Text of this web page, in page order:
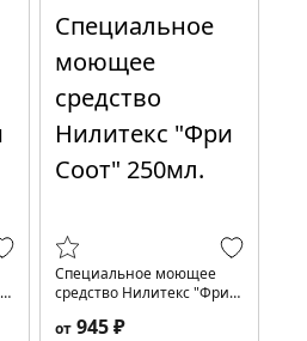
Специальное моющее
средство Нилитекс "Фри
от 945 ₽